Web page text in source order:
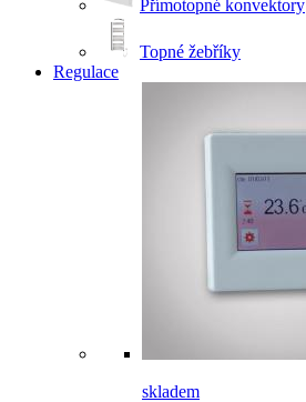
Přímotopné konvektory
Topné žebříky
Regulace
skladem